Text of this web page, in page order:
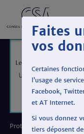
Protéger le pluralisme
Faites
vos
Certaines
l’usage de
Facebook,
et AT Internet.
Si vous donnez
tiers déposent